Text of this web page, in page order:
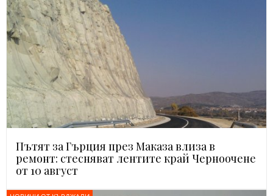
Пътят за Гърция през Маказа влиза в
ремонт: стесняват лентите край Черноочене
от 10 август